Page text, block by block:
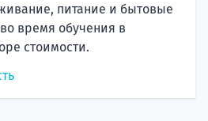
питание и бытовые
время обучения в
стоимости.